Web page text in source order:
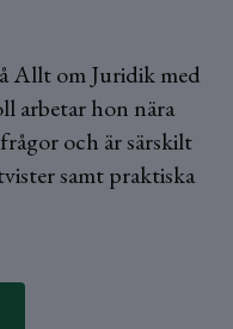
Allt om Juridik med
arbetar hon nära
och är särskilt
samt praktiska